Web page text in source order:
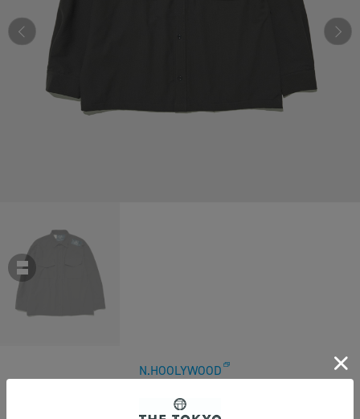
N.HOOLYWOOD
【エヌハリウッド】9252-SH01-006 CPO SHIRT